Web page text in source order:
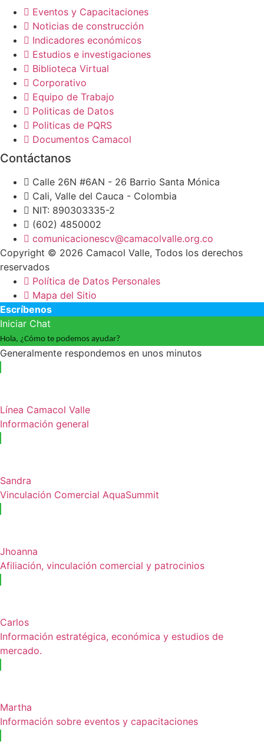
Eventos y Capacitaciones
Noticias de construcción
Indicadores económicos
Estudios e investigaciones
Biblioteca Virtual
Corporativo
Equipo de Trabajo
Politicas de Datos
Politicas de PQRS
Documentos Camacol
Contáctanos
Calle 26N #6AN - 26 Barrio Santa Mónica
Cali, Valle del Cauca - Colombia
NIT: 890303335-2
(602) 4850002
comunicacionescv@camacolvalle.org.co
Copyright © 2026 Camacol Valle, Todos los derechos
reservados
Política de Datos Personales
Mapa del Sitio
Escríbenos
Iniciar Chat
Hola, ¿Cómo te podemos ayudar?
Generalmente respondemos en unos minutos
Línea Camacol Valle
Información general
Sandra
Vinculación Comercial AquaSummit
Jhoanna
Afiliación, vinculación comercial y patrocinios
Carlos
Información estratégica, económica y estudios de
mercado.
Martha
Información sobre eventos y capacitaciones